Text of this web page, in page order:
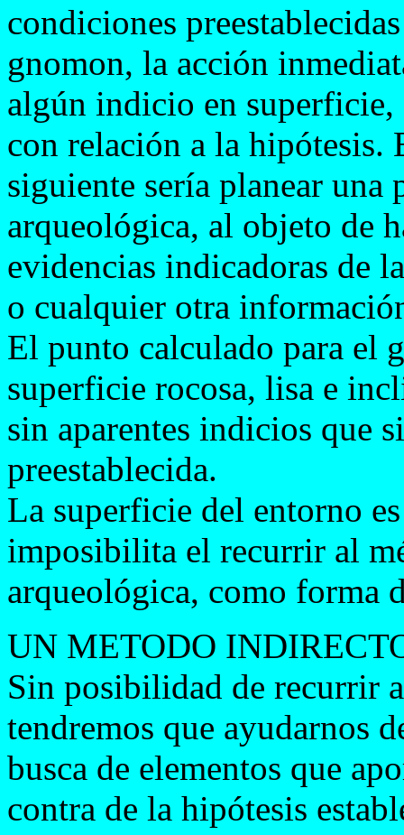
condiciones
gnomon, la acción
algún indicio en
con relación a la hipótesis.
siguiente sería planear una
arqueológica, al objeto de
evidencias indicadoras de
o cualquier otra
El punto calculado para el
superficie rocosa, lisa e
sin aparentes indicios que
preestablecida.
La superficie del entorno
imposibilita el recurrir al
arqueológica, como forma
UN METODO
Sin posibilidad de recurrir
tendremos que ayudarnos
busca de elementos que
contra de la hipótesis